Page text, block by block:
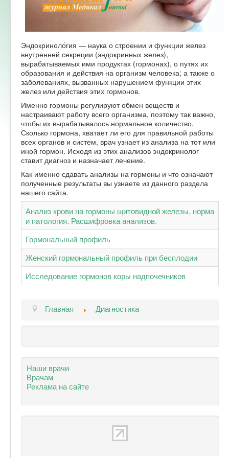
Форум
Эндокриноло́гия — наука о строении и функции желез
внутренней секреции (эндокринных желез),
вырабатываемых ими продуктах (гормонах), о путях их
образования и действия на организм человека; а также о
заболеваниях, вызванных нарушением функции этих
желез или действия этих гормонов.
Именно гормоны регулируют обмен веществ и
настраивают работу всего организма, поэтому так важно,
чтобы их вырабатывалось нормальное количество.
Сколько гормона, хватает ли его для правильной работы
всех органов и систем, врач узнает из анализа на тот или
иной гормон. Исходя из этих анализов эндокринолог
ставит диагноз и назначает лечение.
Как именно сдавать анализы на гормоны и что означают
полученные результаты вы узнаете из данного раздела
нашего сайта.
Анализ крови на гормоны щитовидной железы, норма
и патология. Расшифровка анализов.
Гормональный профиль
Женский гормональный профиль при бесплодии
Исследование гормонов коры надпочечников
Главная Диагностика
Наши врачи
Врачам
Реклама на сайте